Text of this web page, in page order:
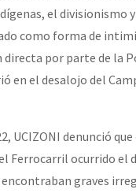
el divisionismo
como forma de
por parte de la
en el desalojo del
UCIZONI denunció
Ferrocarril ocurrido el
encontraban graves